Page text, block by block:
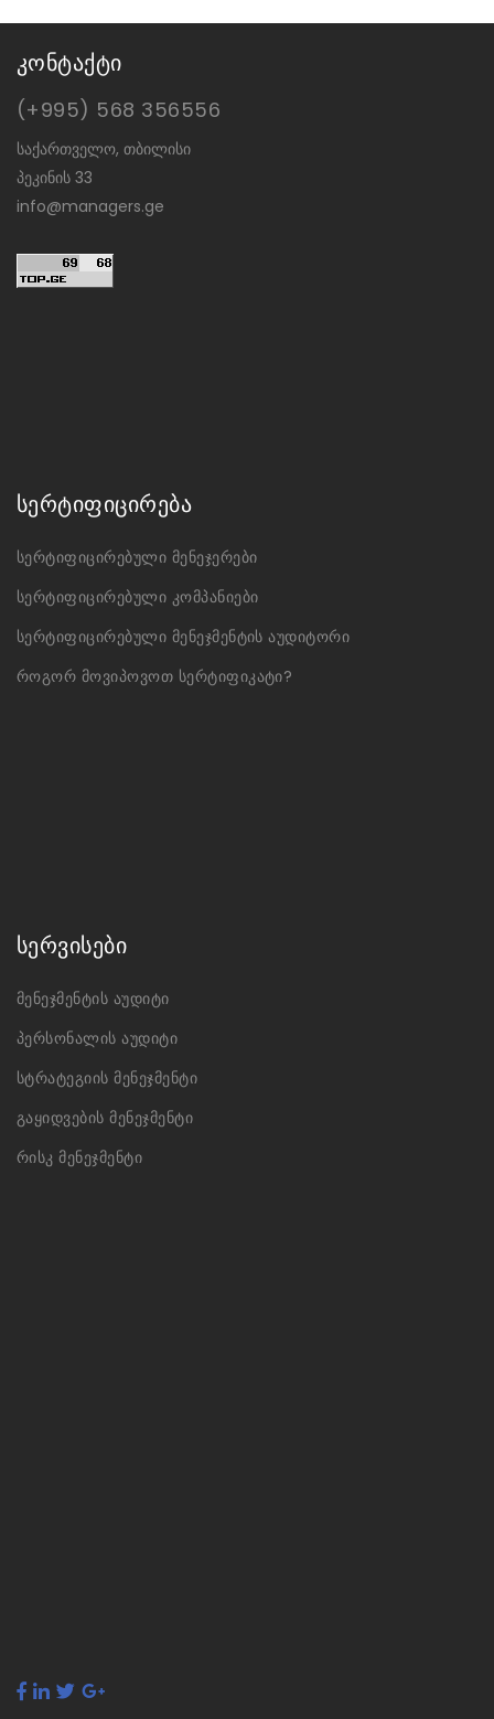
კონტაქტი
(+995) 568 356556
საქართველო, თბილისი
პეკინის 33
info@managers.ge
სერტიფიცირება
სერტიფიცირებული მენეჯერები
სერტიფიცირებული კომპანიები
სერტიფიცირებული მენეჯმენტის აუდიტორი
როგორ მოვიპოვოთ სერტიფიკატი?
სერვისები
მენეჯმენტის აუდიტი
პერსონალის აუდიტი
სტრატეგიის მენეჯმენტი
გაყიდვების მენეჯმენტი
რისკ მენეჯმენტი